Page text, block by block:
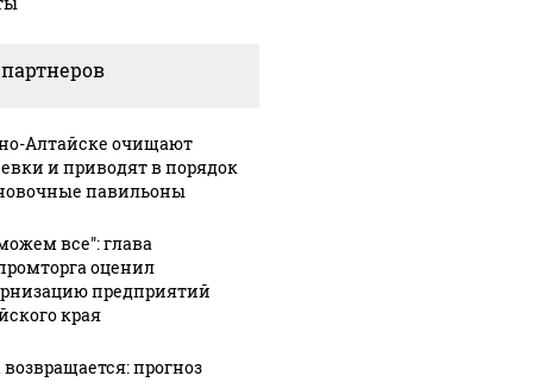
событий не
с 1945: чего
всем нам?
Алтайске очищают
и приводят в порядок
павильоны
все": глава
оценил
предприятий
края
прогноз